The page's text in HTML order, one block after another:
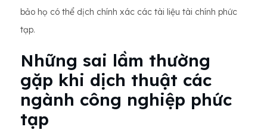
bảo họ có thể dịch chính xác các tài liệu tài chính phức
tạp.
Những sai lầm thường
gặp khi dịch thuật các
ngành công nghiệp phức
tạp